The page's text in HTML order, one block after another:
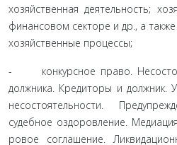
хозяйственная деятельность;
финансовом секторе и др., а
хозяйственные процессы;
- конкурсное право.
должника. Кредиторы и должник.
несостоятельности.
судебное оздоровление.
ровое соглашение.